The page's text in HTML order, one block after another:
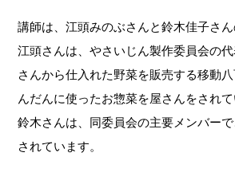
講師は、江頭みのぶさんと鈴木佳子さん
江頭さんは、やさいじん製作委員会の
さんから仕入れた野菜を販売する移動
んだんに使ったお惣菜を屋さんをされ
鈴木さんは、同委員会の主要メンバー
されています。